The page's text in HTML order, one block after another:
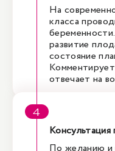
На
класса
развитие
состояние
отвечает на
Консультация